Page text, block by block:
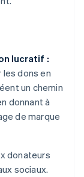
lucratif :
dons en
un chemin
donnant à
de marque
donateurs
sociaux.